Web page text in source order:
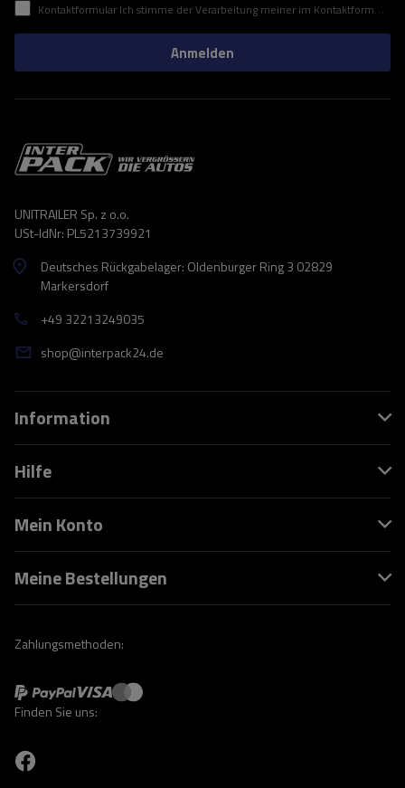
Kontaktformular Ich stimme der Verarbeitung meiner im Kontaktformular enthaltenen personenbezogenen Daten gemäß der Verordnung (EU) des Europäischen Parlaments und des Rates zu.
Anmelden
UNITRAILER Sp. z o.o.
USt-IdNr: PL5213739921
Deutsches Rückgabelager: Oldenburger Ring 3 02829
Markersdorf
+49 32213249035
shop@interpack24.de
Information
Hilfe
Mein Konto
Meine Bestellungen
Zahlungsmethoden:
Finden Sie uns: